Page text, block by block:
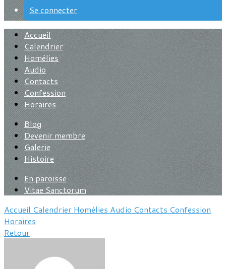
Se connecter
Accueil
Calendrier
Homélies
Audio
Contacts
Confession
Horaires
Blog
Devenir membre
Galerie
Histoire
En paroisse
Vitae Sanctorum
Accueil Calendrier Homélies Audio Contacts Confession
Horaires
Retour